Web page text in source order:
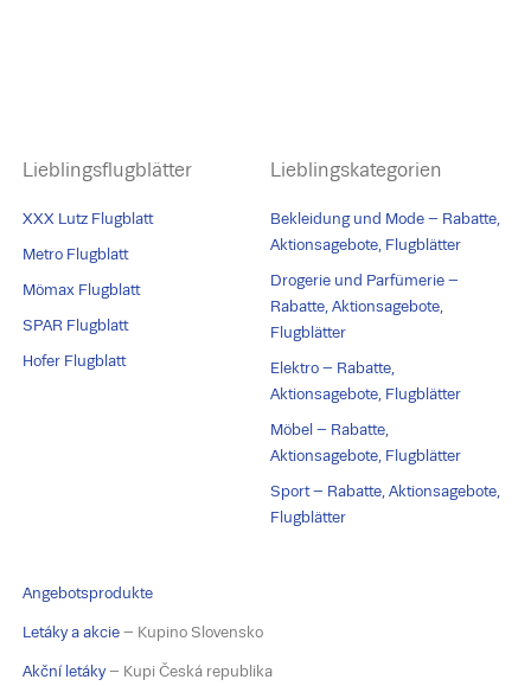
Lieblingsflugblätter
XXX Lutz Flugblatt
Metro Flugblatt
Mömax Flugblatt
SPAR Flugblatt
Hofer Flugblatt
Lieblingskategorien
Bekleidung und Mode – Rabatte,
Aktionsagebote, Flugblätter
Drogerie und Parfümerie –
Rabatte, Aktionsagebote,
Flugblätter
Elektro – Rabatte,
Aktionsagebote, Flugblätter
Möbel – Rabatte,
Aktionsagebote, Flugblätter
Sport – Rabatte, Aktionsagebote,
Flugblätter
Angebotsprodukte
Letáky a akcie – Kupino Slovensko
Akční letáky– Kupi Česká republika